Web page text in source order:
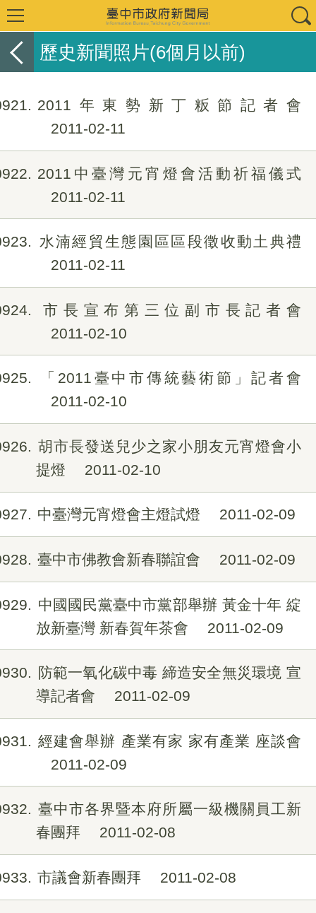
歷史新聞照片(6個月以前)
2011年東勢新丁粄節記者會
2011-02-11
2011中臺灣元宵燈會活動祈福儀式
2011-02-11
水湳經貿生態園區區段徵收動土典禮
2011-02-11
市長宣布第三位副市長記者會
2011-02-10
「2011臺中市傳統藝術節」記者會
2011-02-10
胡市長發送兒少之家小朋友元宵燈會小
提燈
2011-02-10
中臺灣元宵燈會主燈試燈 2011-02-09
臺中市佛教會新春聯誼會 2011-02-09
中國國民黨臺中市黨部舉辦 黃金十年 綻
放新臺灣 新春賀年茶會
2011-02-09
防範一氧化碳中毒 締造安全無災環境 宣
導記者會
2011-02-09
經建會舉辦 產業有家 家有產業 座談會
2011-02-09
臺中市各界暨本府所屬一級機關員工新
春團拜
2011-02-08
市議會新春團拜 2011-02-08